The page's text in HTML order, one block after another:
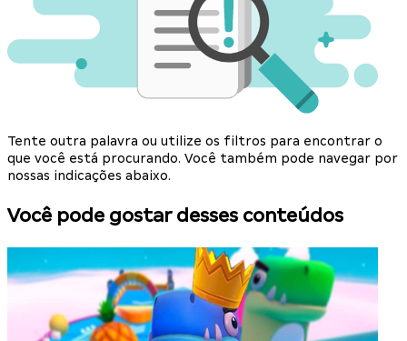
Tente outra palavra ou utilize os filtros para encontrar o
que você está procurando. Você também pode navegar por
nossas indicações abaixo.
Você pode gostar desses conteúdos